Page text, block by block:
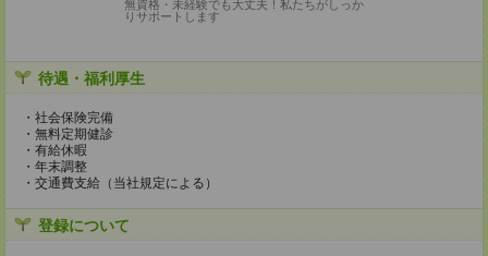
無資格・未経験でも大丈夫！私たちがしっか
りサポートします
待遇・福利厚生
・社会保険完備
・無料定期健診
・有給休暇
・年末調整
・交通費支給（当社規定による）
登録について